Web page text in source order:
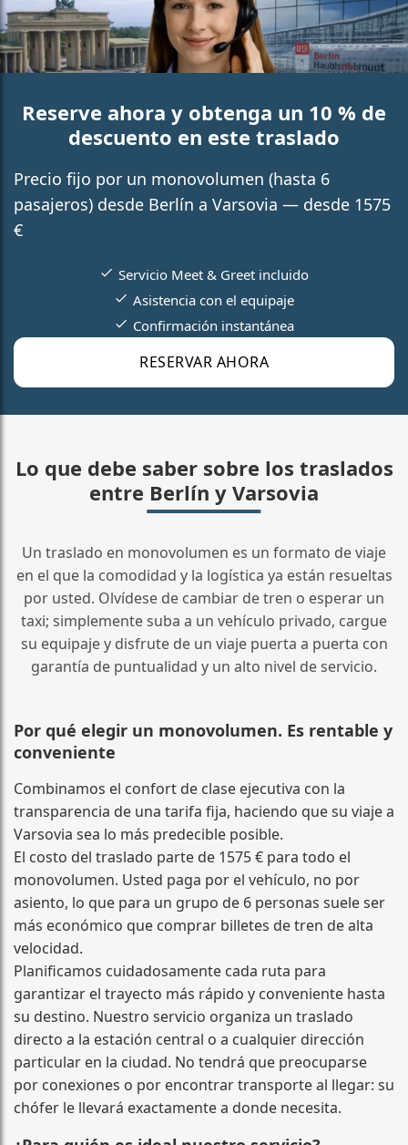
Reserve ahora y obtenga un 10 % de
descuento en este traslado
Precio fijo por un monovolumen (hasta 6
pasajeros) desde Berlín a Varsovia — desde 1575
€
RESERVAR AHORA
Servicio Meet & Greet incluido
Asistencia con el equipaje
Confirmación instantánea
Lo que debe saber sobre los traslados
entre Berlín y Varsovia
Un traslado en monovolumen es un formato de viaje
en el que la comodidad y la logística ya están resueltas
por usted. Olvídese de cambiar de tren o esperar un
taxi; simplemente suba a un vehículo privado, cargue
su equipaje y disfrute de un viaje puerta a puerta con
garantía de puntualidad y un alto nivel de servicio.
Por qué elegir un monovolumen. Es rentable y
conveniente
Combinamos el confort de clase ejecutiva con la
transparencia de una tarifa fija, haciendo que su viaje a
Varsovia sea lo más predecible posible.
El costo del traslado parte de 1575 € para todo el
monovolumen. Usted paga por el vehículo, no por
asiento, lo que para un grupo de 6 personas suele ser
más económico que comprar billetes de tren de alta
velocidad.
Planificamos cuidadosamente cada ruta para
garantizar el trayecto más rápido y conveniente hasta
su destino. Nuestro servicio organiza un traslado
directo a la estación central o a cualquier dirección
particular en la ciudad. No tendrá que preocuparse
por conexiones o por encontrar transporte al llegar: su
chófer le llevará exactamente a donde necesita.